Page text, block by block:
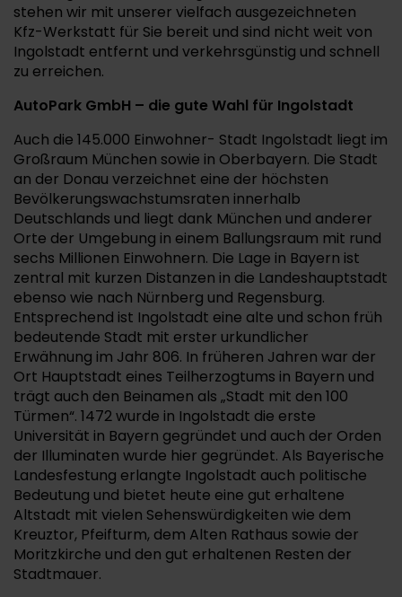
stehen wir mit unserer vielfach ausgezeichneten
Kfz-Werkstatt für Sie bereit und sind nicht weit von
Ingolstadt entfernt und verkehrsgünstig und schnell
zu erreichen.
AutoPark GmbH – die gute Wahl für Ingolstadt
Auch die 145.000 Einwohner- Stadt Ingolstadt liegt im
Großraum München sowie in Oberbayern. Die Stadt
an der Donau verzeichnet eine der höchsten
Bevölkerungswachstumsraten innerhalb
Deutschlands und liegt dank München und anderer
Orte der Umgebung in einem Ballungsraum mit rund
sechs Millionen Einwohnern. Die Lage in Bayern ist
zentral mit kurzen Distanzen in die Landeshauptstadt
ebenso wie nach Nürnberg und Regensburg.
Entsprechend ist Ingolstadt eine alte und schon früh
bedeutende Stadt mit erster urkundlicher
Erwähnung im Jahr 806. In früheren Jahren war der
Ort Hauptstadt eines Teilherzogtums in Bayern und
trägt auch den Beinamen als „Stadt mit den 100
Türmen“. 1472 wurde in Ingolstadt die erste
Universität in Bayern gegründet und auch der Orden
der Illuminaten wurde hier gegründet. Als Bayerische
Landesfestung erlangte Ingolstadt auch politische
Bedeutung und bietet heute eine gut erhaltene
Altstadt mit vielen Sehenswürdigkeiten wie dem
Kreuztor, Pfeifturm, dem Alten Rathaus sowie der
Moritzkirche und den gut erhaltenen Resten der
Stadtmauer.